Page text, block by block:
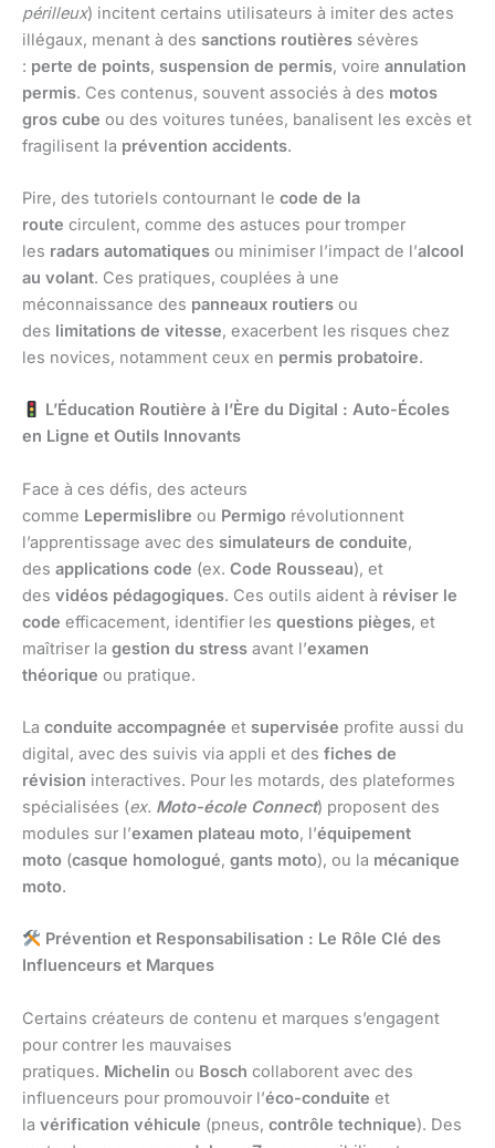
périlleux) incitent certains utilisateurs à imiter des actes
illégaux, menant à des sanctions routières sévères
: perte de points, suspension de permis, voire annulation
permis. Ces contenus, souvent associés à des motos
gros cube ou des voitures tunées, banalisent les excès et
fragilisent la prévention accidents.
Pire, des tutoriels contournant le code de la
route circulent, comme des astuces pour tromper
les radars automatiques ou minimiser l’impact de l’alcool
au volant. Ces pratiques, couplées à une
méconnaissance des panneaux routiers ou
des limitations de vitesse, exacerbent les risques chez
les novices, notamment ceux en permis probatoire.
L’Éducation Routière à l’Ère du Digital : Auto-Écoles
en Ligne et Outils Innovants
Face à ces défis, des acteurs
comme Lepermislibre ou Permigo révolutionnent
l’apprentissage avec des simulateurs de conduite,
des applications code (ex. Code Rousseau), et
des vidéos pédagogiques. Ces outils aident à réviser le
code efficacement, identifier les questions pièges, et
maîtriser la gestion du stress avant l’examen
théorique ou pratique.
La conduite accompagnée et supervisée profite aussi du
digital, avec des suivis via appli et des fiches de
révision interactives. Pour les motards, des plateformes
spécialisées (ex. Moto-école Connect) proposent des
modules sur l’examen plateau moto, l’équipement
moto (casque homologué, gants moto), ou la mécanique
moto.
Prévention et Responsabilisation : Le Rôle Clé des
Influenceurs et Marques
Certains créateurs de contenu et marques s’engagent
pour contrer les mauvaises
pratiques. Michelin ou Bosch collaborent avec des
influenceurs pour promouvoir l’éco-conduite et
la vérification véhicule (pneus, contrôle technique). Des